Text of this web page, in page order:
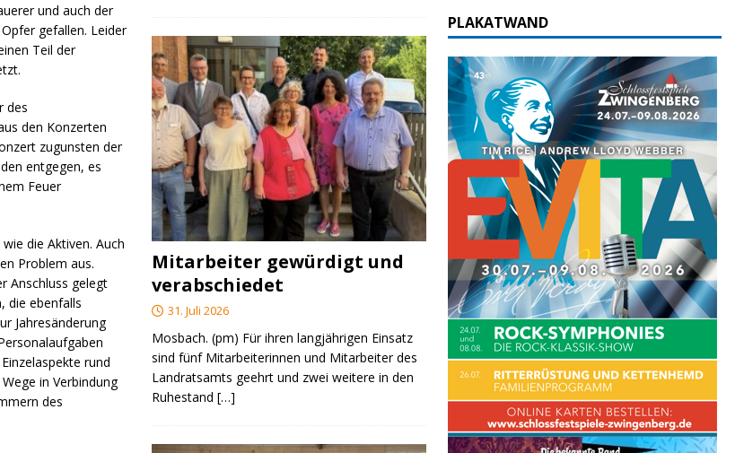
und auch der
gefallen. Leider
Teil der
des
den Konzerten
zugunsten der
entgegen, es
Feuer
die Aktiven. Auch
Problem aus.
Anschluss gelegt
die ebenfalls
Jahresänderung
rund
in Verbindung
des
Mitarbeiter gewürdigt und
verabschiedet
31. Juli 2026
Mosbach. (pm) Für ihren langjährigen Einsatz
sind fünf Mitarbeiterinnen und Mitarbeiter des
Landratsamts geehrt und zwei weitere in den
Ruhestand[…]
PLAKATWAND